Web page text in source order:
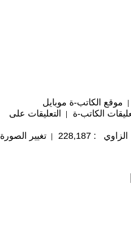
موقع الكاتب-ة موبايل
الكاتب-ة
التعليقات على
: 228,187 تغيير الصورة